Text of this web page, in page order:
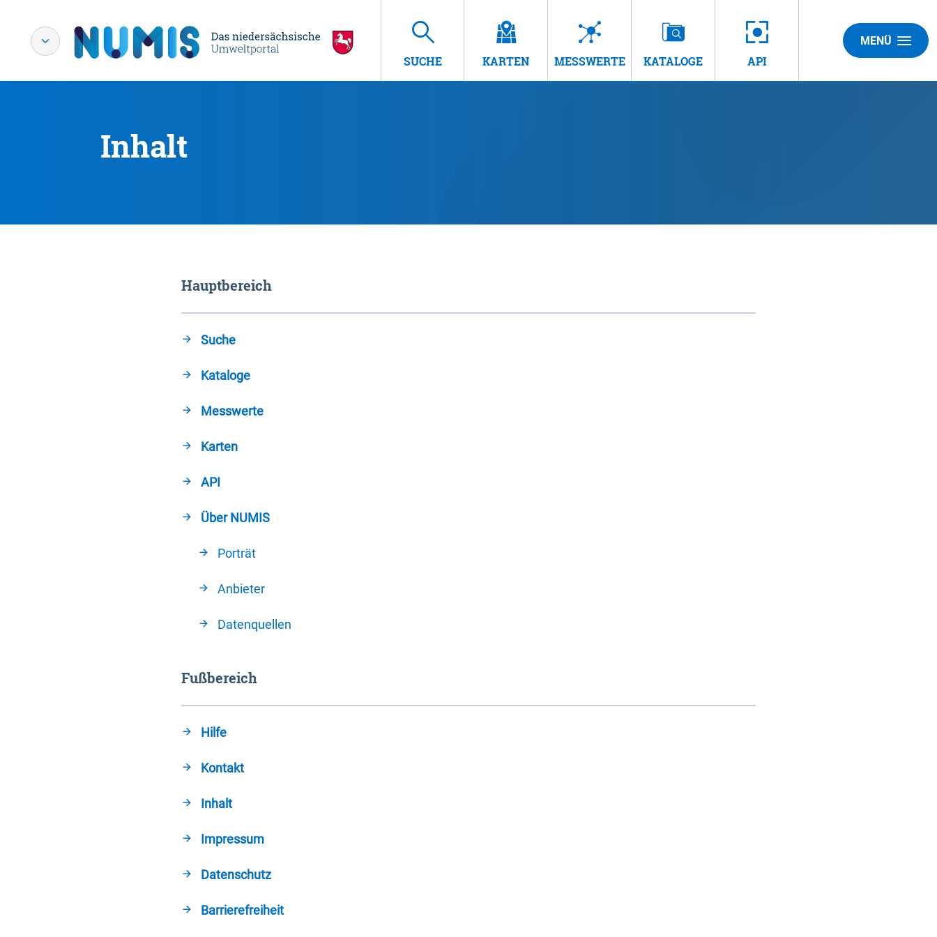
SUCHE KARTEN MESSWERTE KATALOGE API
MENÜ
Inhalt
Hauptbereich
Suche
Kataloge
Messwerte
Karten
API
Über NUMIS
Porträt
Anbieter
Datenquellen
Fußbereich
Hilfe
Kontakt
Inhalt
Impressum
Datenschutz
Barrierefreiheit